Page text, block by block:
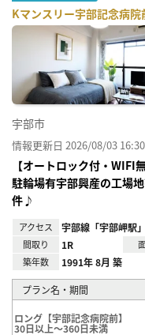
Kマンスリー宇部記念病
宇部市
情報更新日 2026/08/03 16:30
【オートロック付・
駐輪場有宇部興産の工場
件♪
アクセス 宇部線「宇部岬駅」
間取り 1R
築年数 1991年 8月 築
プラン名・期間
ロング【宇部記念病院前】
30日以上～360日未満